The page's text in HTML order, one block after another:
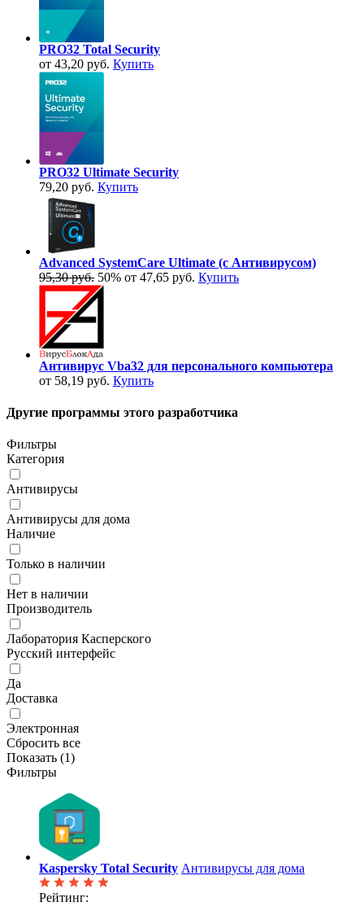
PRO32 Total Security
от 43,20 руб. Купить
PRO32 Ultimate Security
79,20 руб. Купить
Advanced SystemCare Ultimate (с Антивирусом)
95,30 руб. 50% от 47,65 руб. Купить
Антивирус Vba32 для персонального компьютера
от 58,19 руб. Купить
Другие программы этого разработчика
Фильтры
Категория
Антивирусы
Антивирусы для дома
Наличие
Только в наличии
Нет в наличии
Производитель
Лаборатория Касперского
Русский интерфейс
Да
Доставка
Электронная
Сбросить все
Показать (1)
Фильтры
Kaspersky Total Security Антивирусы для дома
Рейтинг: